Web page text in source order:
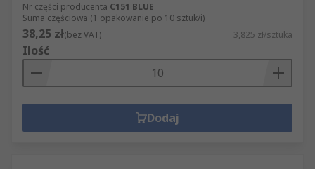
Nr części producenta C151 BLUE
Suma częściowa (1 opakowanie po 10 sztuk/i)
38,25 zł(bez VAT) 3,825 zł/sztuka
Ilość
Dodaj